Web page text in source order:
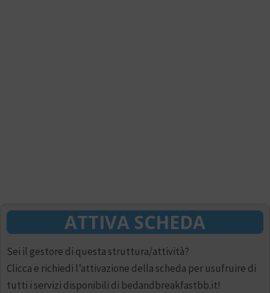
ATTIVA SCHEDA
Sei il gestore di questa struttura/attività?
Clicca e richiedi l’attivazione della scheda per usufruire di
tutti i servizi disponibili di bedandbreakfastbb.it!